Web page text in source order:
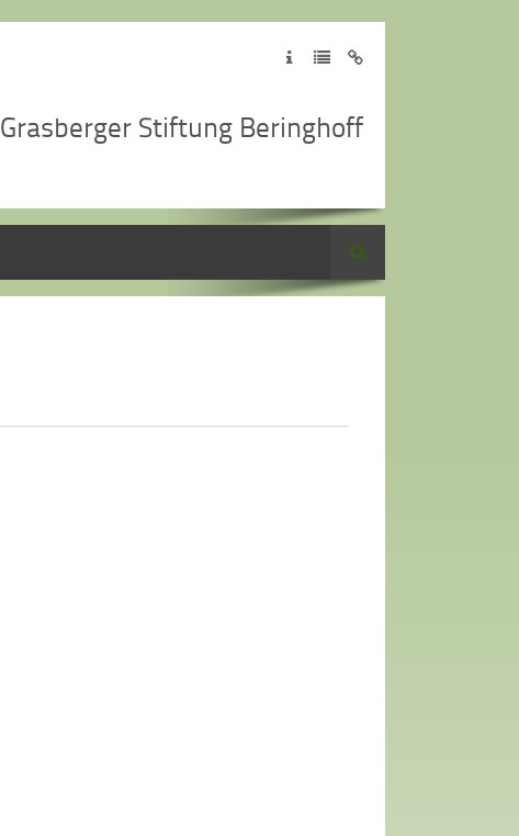
Grasberger Stiftung Beringhoff
Suche